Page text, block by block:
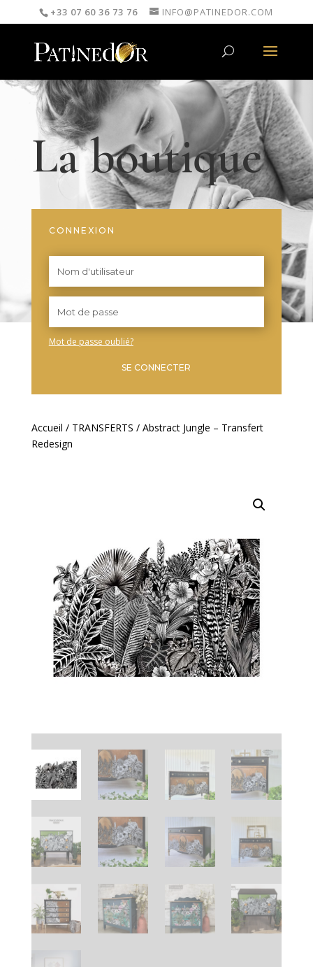
+33 07 60 36 73 76 INFO@PATINEDOR.COM
La boutique
CONNEXION
Mot de passe oublié?
SE CONNECTER
Accueil / TRANSFERTS / Abstract Jungle – Transfert
Redesign